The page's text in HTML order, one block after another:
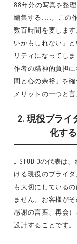
88年分の写真を整
編集する……。この
数百時間を要しま
いかもしれない」
リティになってし
作者の精神的負担
間と心の余裕」を
メリットの一つと言
2. 現役ブライ
化す
J STUDIOの代表は
ける現役のブライ
も大切にしている
ません。お客様が
感謝の言葉、再会
設計することです。